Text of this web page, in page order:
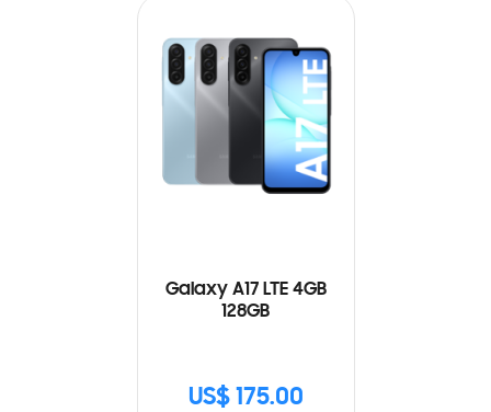
Galaxy A17 LTE 4GB
128GB
US$ 175.00